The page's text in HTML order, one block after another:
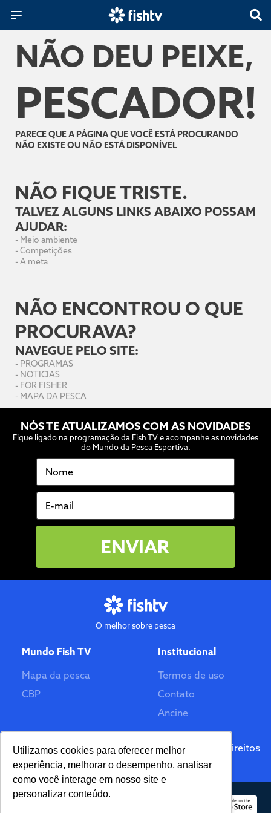
Utilizamos cookies para oferecer melhor
experiência, melhorar o desempenho, analisar
como você interage em nosso site e
personalizar conteúdo.
NÃO DEU PEIXE,
PESCADOR!
PARECE QUE A PÁGINA QUE VOCÊ ESTÁ PROCURANDO
NÃO EXISTE OU NÃO ESTÁ DISPONÍVEL
NÃO FIQUE TRISTE.
TALVEZ ALGUNS LINKS ABAIXO POSSAM
AJUDAR:
- Meio ambiente
- Competições
- A meta
NÃO ENCONTROU O QUE
PROCURAVA?
NAVEGUE PELO SITE:
- PROGRAMAS
- NOTICIAS
- FOR FISHER
- MAPA DA PESCA
NÓS TE ATUALIZAMOS COM AS NOVIDADES
Fique ligado na programação da Fish TV e acompanhe as novidades
do Mundo da Pesca Esportiva.
Nome
E-mail
ENVIAR
O melhor sobre pesca
Mundo Fish TV
Mapa da pesca
CBP
Institucional
Termos de uso
Contato
Ancine
Feito por
© 2026 Fish TV - Todos Direitos
Reservados. Versão 2.0